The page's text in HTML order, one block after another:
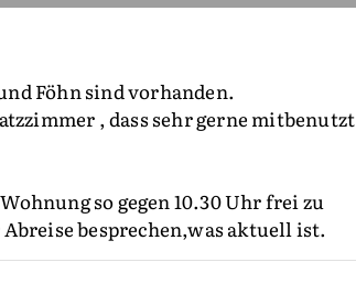
Föhn sind vorhanden.
, dass sehr gerne mitbenutzt
so gegen 10.30 Uhr frei zu
besprechen,was aktuell ist.